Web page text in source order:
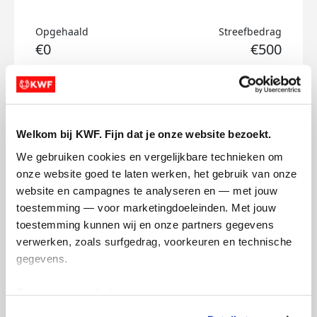
Welkom bij KWF. Fijn dat je onze website bezoekt.
We gebruiken cookies en vergelijkbare technieken om
onze website goed te laten werken, het gebruik van onze
website en campagnes te analyseren en — met jouw
toestemming — voor marketingdoeleinden. Met jouw
toestemming kunnen wij en onze partners gegevens
verwerken, zoals surfgedrag, voorkeuren en technische
gegevens.
Opgehaald
€0
Streefbedrag
€500
Doneer
Samuel's badges